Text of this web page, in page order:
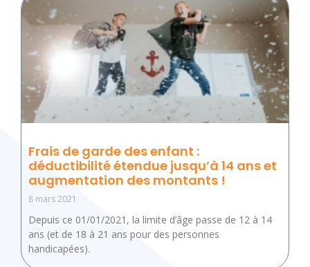
Frais de garde des enfant :
déductibilité étendue jusqu’à 14 ans et
augmentation des montants !
8 mars 2021
Depuis ce 01/01/2021, la limite d’âge passe de 12 à 14
ans (et de 18 à 21 ans pour des personnes
handicapées).